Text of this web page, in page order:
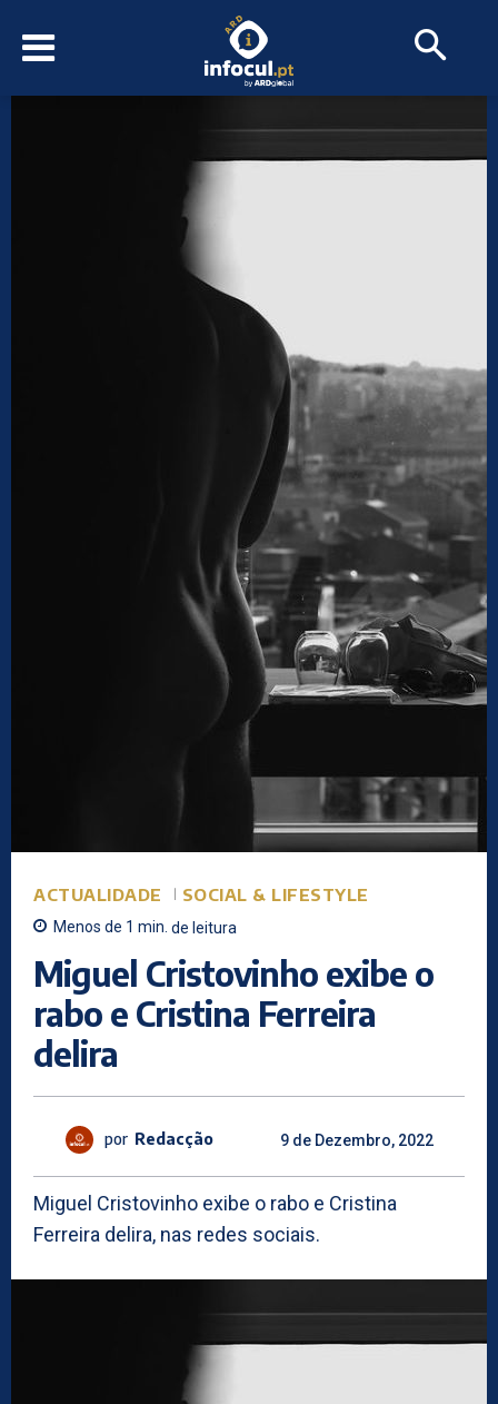
ACTUALIDADE SOCIAL & LIFESTYLE
Menos de 1 min. de leitura
Miguel Cristovinho exibe o
rabo e Cristina Ferreira
delira
por Redacção 9 de Dezembro, 2022
Miguel Cristovinho exibe o rabo e Cristina
Ferreira delira, nas redes sociais.